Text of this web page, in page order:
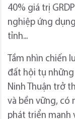
40% giá trị
nghiệp ứng
tỉnh...
Tầm nhìn chiến
đất hội tụ những
Ninh Thuận trở
và bền vững, có
phát triển mạnh